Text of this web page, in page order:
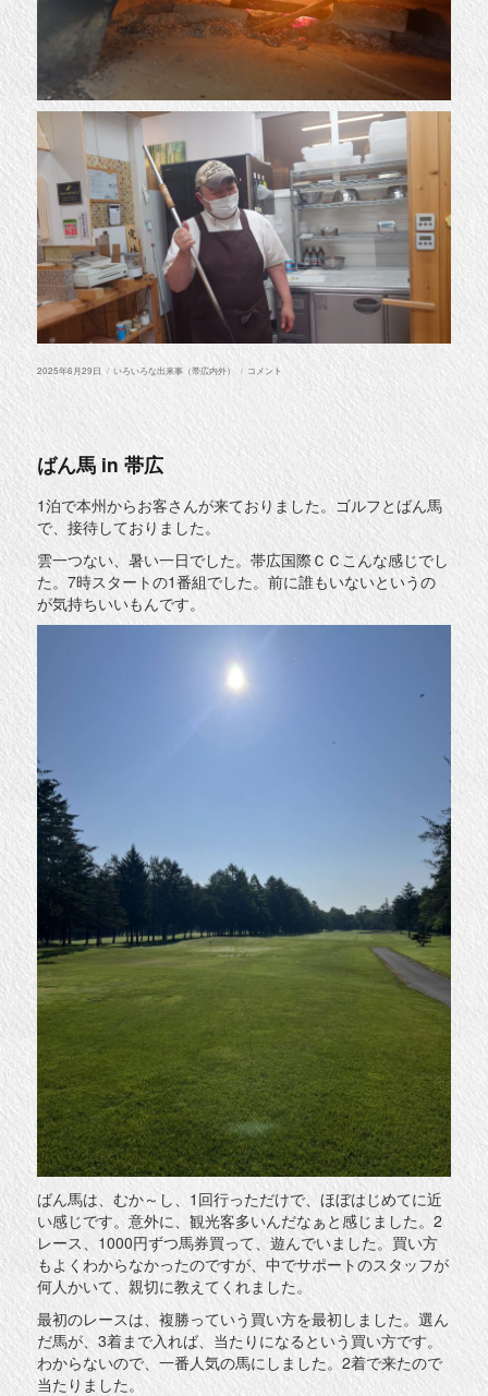
投
2025年6月29日
カ
いろいろな出来事（帯広内外）
【PR】
コメント
ばん馬 in 帯広
1泊で本州からお客さんが来ておりました。ゴルフとばん馬
で、接待しておりました。
雲一つない、暑い一日でした。帯広国際ＣＣこんな感じでし
た。7時スタートの1番組でした。前に誰もいないというの
が気持ちいいもんです。
ばん馬は、むか～し、1回行っただけで、ほぼはじめてに近
い感じです。意外に、観光客多いんだなぁと感じました。2
レース、1000円ずつ馬券買って、遊んでいました。買い方
もよくわからなかったのですが、中でサポートのスタッフが
何人かいて、親切に教えてくれました。
最初のレースは、複勝っていう買い方を最初しました。選ん
だ馬が、3着まで入れば、当たりになるという買い方です。
わからないので、一番人気の馬にしました。2着で来たので
当たりました。